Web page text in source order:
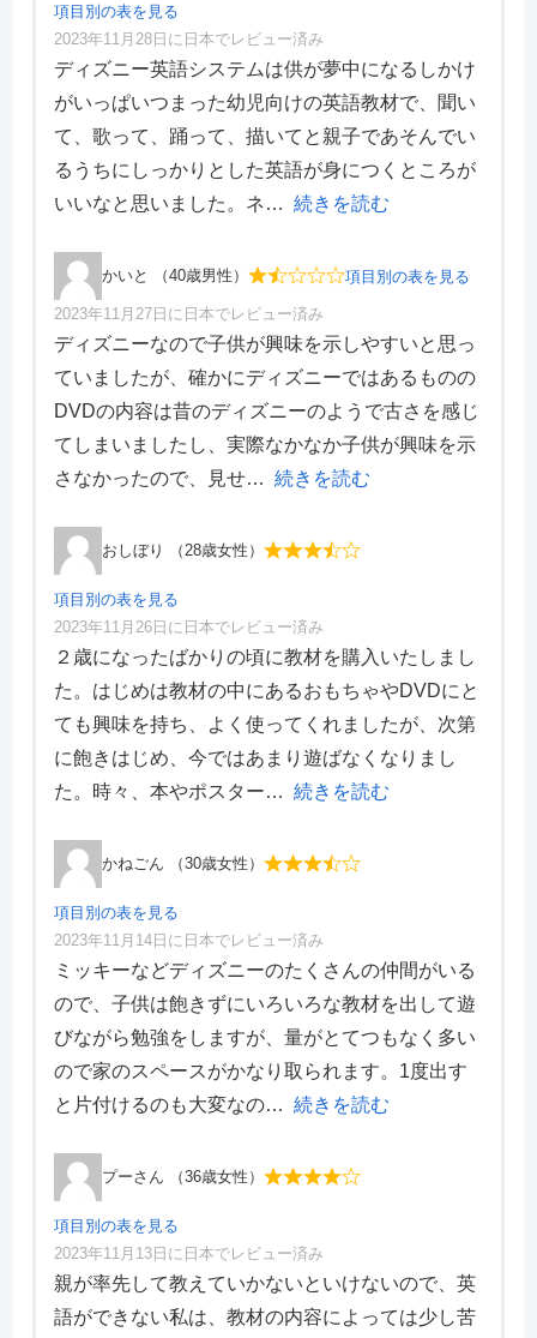
項目別の表を見る
項目別評価
価格・料金
5
学習効果
5
サポート体制
5
デザイン性
4
2023年11月28日に日本でレビュー済み
ディズニー英語システムは供が夢中になるしかけ
がいっぱいつまった幼児向けの英語教材で、聞い
て、歌って、踊って、描いてと親子であそんでい
るうちにしっかりとした英語が身につくところが
いいなと思いました。ネ
続きを読む
かいと （40歳男性） 項目別の表を見る
項目別評価
価格・料金
2
学習効果
2
サポート体制
2
デザイン性
1
2023年11月27日に日本でレビュー済み
ディズニーなので子供が興味を示しやすいと思っ
ていましたが、確かにディズニーではあるものの
DVDの内容は昔のディズニーのようで古さを感じ
てしまいましたし、実際なかなか子供が興味を示
さなかったので、見せ
続きを読む
おしぼり （28歳女性）
項目別の表を見る
項目別評価
価格・料金
3
学習効果
3
サポート体制
4
デザイン性
3
2023年11月26日に日本でレビュー済み
２歳になったばかりの頃に教材を購入いたしまし
た。はじめは教材の中にあるおもちゃやDVDにと
ても興味を持ち、よく使ってくれましたが、次第
に飽きはじめ、今ではあまり遊ばなくなりまし
た。時々、本やポスター
続きを読む
かねごん （30歳女性）
項目別の表を見る
項目別評価
価格・料金
4
学習効果
3
サポート体制
4
デザイン性
2
2023年11月14日に日本でレビュー済み
ミッキーなどディズニーのたくさんの仲間がいる
ので、子供は飽きずにいろいろな教材を出して遊
びながら勉強をしますが、量がとてつもなく多い
ので家のスペースがかなり取られます。1度出す
と片付けるのも大変なの
続きを読む
プーさん （36歳女性）
項目別の表を見る
項目別評価
価格・料金
4
2023年11月13日に日本でレビュー済み
親が率先して教えていかないといけないので、英
語ができない私は、教材の内容によっては少し苦